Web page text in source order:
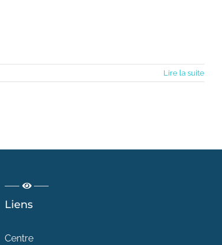
Lire la suite
Liens
Centre